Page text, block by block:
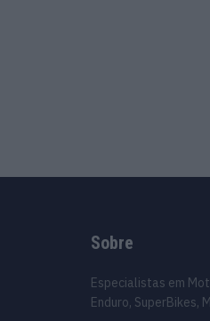
Sobre
Especialistas em
Enduro, SuperBikes,